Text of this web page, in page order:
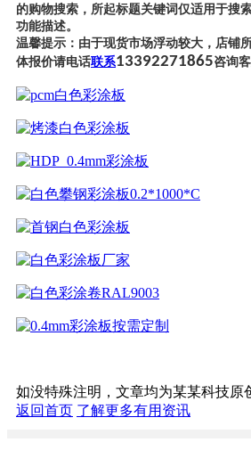
的购物搜索，所起标题关键词仅适用于搜
功能描述。
温馨提示：由于现货市场浮动较大，店铺
体报价请电话联系13392271865咨询
如没特殊注明，文章均为某某科技原
返回首页 了解更多有用资讯